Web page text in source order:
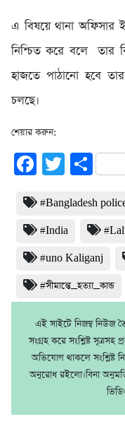
এ বিষয়ে থানা অফিসার
নিশ্চিত করে বলে তার
হাজতে পাঠানো হবে
চলছে।
শেয়ার করুন:
Facebook
Twitter
#Bangladesh
#India
#uno Kaliganj
#সীমান্তে_হত্যা_কান্ড
এই সাইটে নিজম্ব নিউজ
সংগ্রহ করে সংশ্লিষ্ট
অভিযোগ থাকলে সংশ্লিষ্ট
অনুরোধ রইলো।বিনা